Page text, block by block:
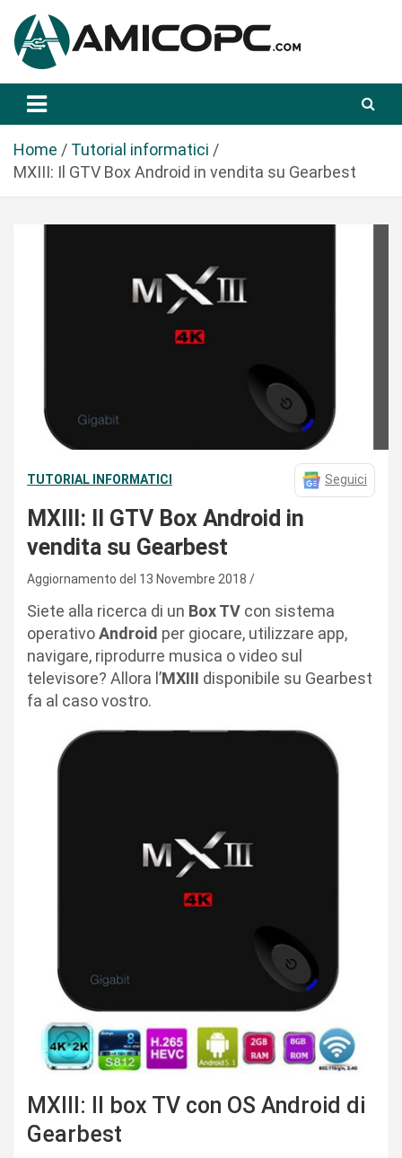
a
Amicopc.com
Home
Tutorial informatici
MXIII: Il GTV Box Android in vendita su Gearbest
TUTORIAL INFORMATICI Seguici
MXIII: Il GTV Box Android in
vendita su Gearbest
Aggiornamento del 13 Novembre 2018
Siete alla ricerca di un Box TV con sistema
operativoAndroid per giocare, utilizzare app,
navigare, riprodurre musica o video sul
televisore? Allora l’MXIII disponibile su Gearbest
fa al caso vostro.
MXIII: Il box TV con OS Android di
Gearbest